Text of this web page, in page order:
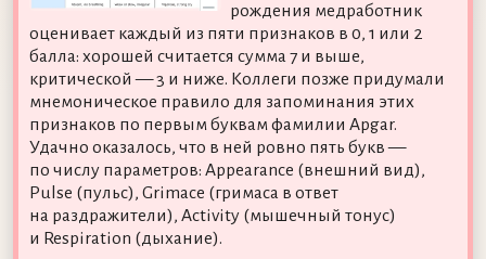
рождения медработник
оценивает каждый из пяти признаков в 0, 1 или 2
балла: хорошей считается сумма 7 и выше,
критической — 3 и ниже. Коллеги позже придумали
мнемоническое правило для запоминания этих
признаков по первым буквам фамилии Apgar.
Удачно оказалось, что в ней ровно пять букв —
по числу параметров: Appearance (внешний вид),
Pulse (пульс), Grimace (гримаса в ответ
на раздражители), Activity (мышечный тонус)
и Respiration (дыхание).